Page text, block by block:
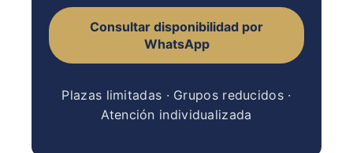
Consultar disponibilidad por
WhatsApp
Plazas limitadas · Grupos reducidos ·
Atención individualizada